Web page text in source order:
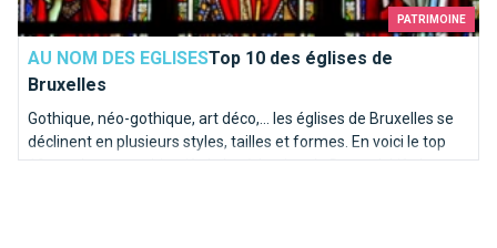
PATRIMOINE
AU NOM DES EGLISESTop 10 des églises de
Bruxelles
Gothique, néo-gothique, art déco,... les églises de Bruxelles se
déclinent en plusieurs styles, tailles et formes. En voici le top
10, totalement subjectif, de la rédaction de BrusselsLife.be